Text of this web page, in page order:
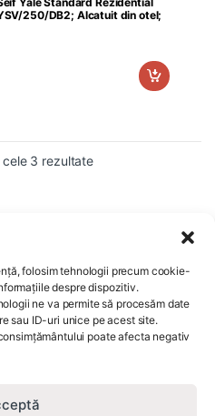
folosim tehnologii precum cookie-
despre dispozitiv.
ne va permite să procesăm date
sau ID-uri unice pe acest site.
poate afecta negativ
250/DB2; Alcatuit din otel;
3 rezultate